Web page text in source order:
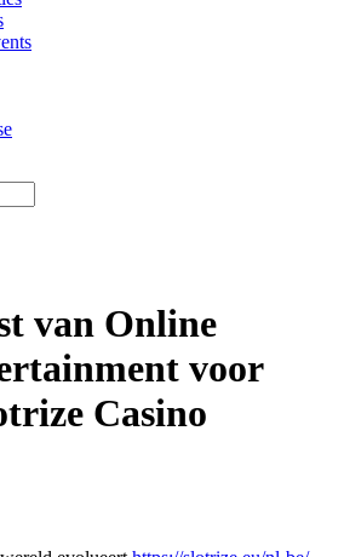
van Online
voor
Casino